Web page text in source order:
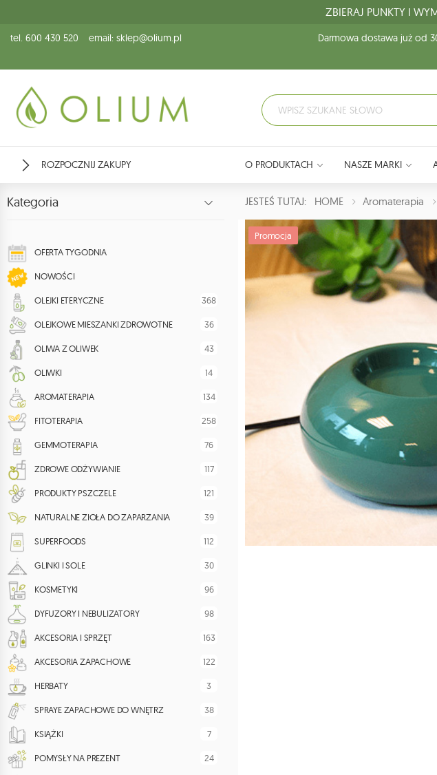
ZBIERAJ PUNKTY I
tel. 600 430 520 email: sklep@olium.pl Darmowa dostawa już od
ROZPOCZNIJ ZAKUPY O PRODUKTACH NASZE MARKI
Kategoria
OFERTA TYGODNIA
NOWOŚCI
OLEJKI ETERYCZNE 368
OLEJKOWE MIESZANKI ZDROWOTNE 36
OLIWA Z OLIWEK 43
OLIWKI 14
AROMATERAPIA 134
FITOTERAPIA 258
GEMMOTERAPIA 76
ZDROWE ODŻYWIANIE 117
PRODUKTY PSZCZELE 121
NATURALNE ZIOŁA DO ZAPARZANIA 39
SUPERFOODS 112
GLINKI I SOLE 30
KOSMETYKI 96
DYFUZORY I NEBULIZATORY 98
AKCESORIA I SPRZĘT 163
AKCESORIA ZAPACHOWE 122
HERBATY 3
SPRAYE ZAPACHOWE DO WNĘTRZ 38
KSIĄŻKI 7
POMYSŁY NA PREZENT 24
JESTEŚ TUTAJ: HOME Aromaterapia
Promocja